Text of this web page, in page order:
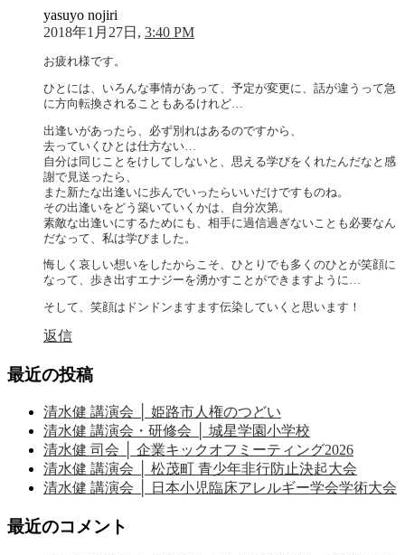
yasuyo nojiri
2018年1月27日, 3:40 PM
お疲れ様です。
ひとには、いろんな事情があって、予定が変更に、話が違うって急
に方向転換されることもあるけれど…
出逢いがあったら、必ず別れはあるのですから、
去っていくひとは仕方ない…
自分は同じことをけしてしないと、思える学びをくれたんだなと感
謝で見送ったら、
また新たな出逢いに歩んでいったらいいだけですものね。
その出逢いをどう築いていくかは、自分次第。
素敵な出逢いにするためにも、相手に過信過ぎないことも必要なん
だなって、私は学びました。
悔しく哀しい想いをしたからこそ、ひとりでも多くのひとが笑顔に
なって、歩き出すエナジーを湧かすことができますように…
そして、笑顔はドンドンますます伝染していくと思います！
返信
最近の投稿
清水健 講演会 │ 姫路市人権のつどい
清水健 講演会・研修会 │ 城星学園小学校
清水健 司会 │ 企業キックオフミーティング2026
清水健 講演会 │ 松茂町 青少年非行防止決起大会
清水健 講演会 │ 日本小児臨床アレルギー学会学術大会
最近のコメント